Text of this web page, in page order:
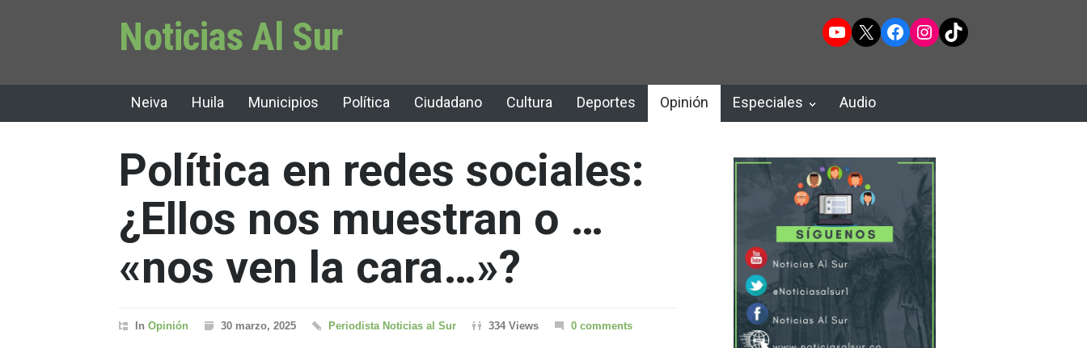
Noticias Al Sur YouTube
X Facebook
Instagram
TikTok
Neiva Huila Municipios Política Ciudadano Cultura Deportes Opinión Especiales Audio
Política en redes sociales:
¿Ellos nos muestran o …
«nos ven la cara…»?
In Opinión 30 marzo, 2025 Periodista Noticias al Sur 334 Views 0 comments